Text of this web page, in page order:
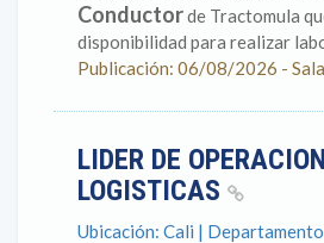
Conductorde Tractomula
disponibilidad para realizar
Publicación: 06/08/2026 -
LIDER DE
LOGISTICAS
Ubicación: Cali |